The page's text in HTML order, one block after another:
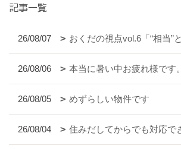
記事一覧
26/08/07 おくだの視点vol.6「“相当”
26/08/06 本当に暑い中お疲れ様です。
26/08/05 めずらしい物件です
26/08/04 住みだしてからでも対応で